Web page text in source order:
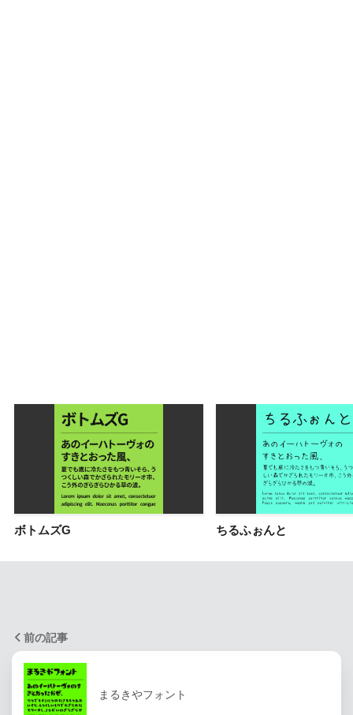
ボトムズG ちるふぉんと
前の記事
まるきやフォント